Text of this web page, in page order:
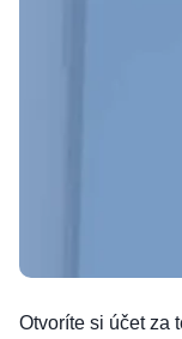
Otvoríte si účet za